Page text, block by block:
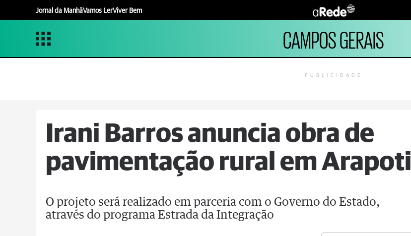
Jornal da ManhãVamos LerViver Bem
CAMPOS GERAIS
PUBLICIDADE
Irani Barros anuncia obra de
pavimentação rural em Arapoti
O projeto será realizado em parceria com o Governo do Estado,
através do programa Estrada da Integração